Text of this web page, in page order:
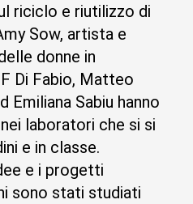
riciclo e riutilizzo di
Sow, artista e
donne in
Di Fabio, Matteo
Emiliana Sabiu hanno
laboratori che si si
e in classe.
e i progetti
sono stati studiati